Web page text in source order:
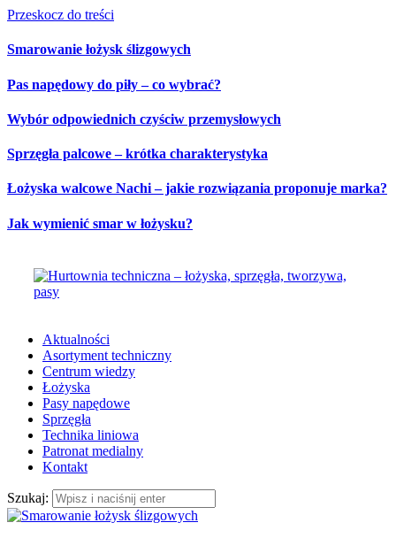
Przeskocz do treści
Smarowanie łożysk ślizgowych
Pas napędowy do piły – co wybrać?
Wybór odpowiednich czyściw przemysłowych
Sprzęgła palcowe – krótka charakterystyka
Łożyska walcowe Nachi – jakie rozwiązania proponuje marka?
Jak wymienić smar w łożysku?
Aktualności
Asortyment techniczny
Centrum wiedzy
Łożyska
Pasy napędowe
Sprzęgła
Technika liniowa
Patronat medialny
Kontakt
Szukaj: